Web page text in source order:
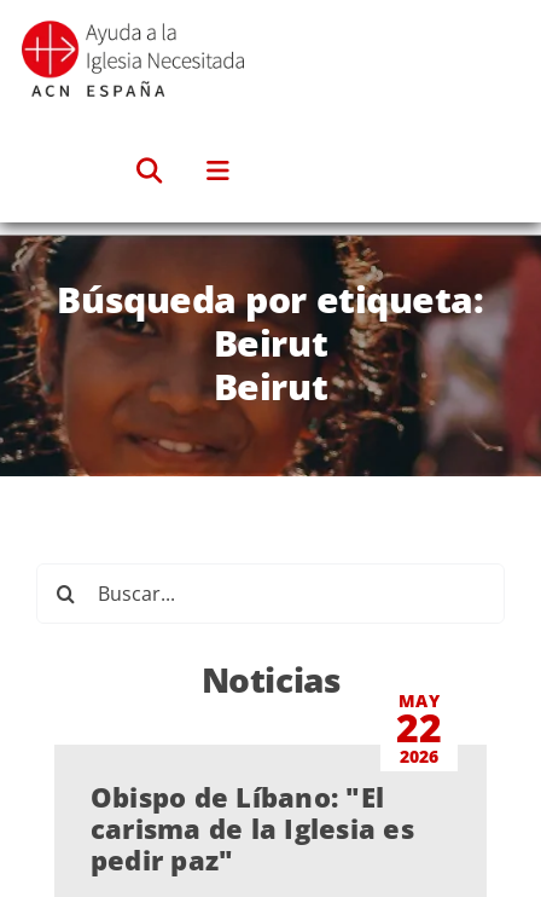
Saltar
contenido
Búsqueda por etiqueta:
Beirut
Beirut
Noticias MAY
22
2026
Obispo de Líbano: "El
carisma de la Iglesia es
pedir paz"